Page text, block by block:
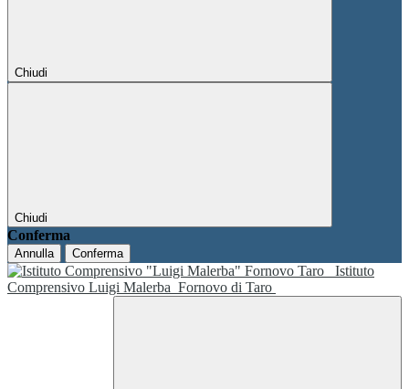
Chiudi
Chiudi
Conferma
Annulla Conferma
Istituto
Comprensivo Luigi Malerba Fornovo di Taro